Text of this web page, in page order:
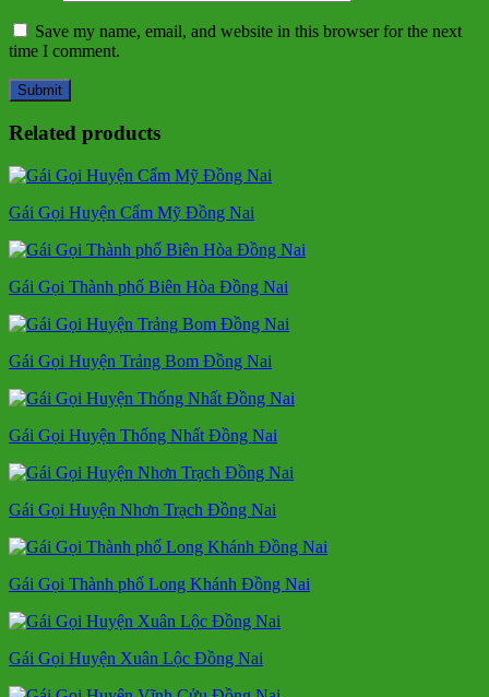
Save my name, email, and website in this browser for the next
time I comment.
Related products
Gái Gọi Huyện Cẩm Mỹ Đồng Nai
Gái Gọi Thành phố Biên Hòa Đồng Nai
Gái Gọi Huyện Trảng Bom Đồng Nai
Gái Gọi Huyện Thống Nhất Đồng Nai
Gái Gọi Huyện Nhơn Trạch Đồng Nai
Gái Gọi Thành phố Long Khánh Đồng Nai
Gái Gọi Huyện Xuân Lộc Đồng Nai